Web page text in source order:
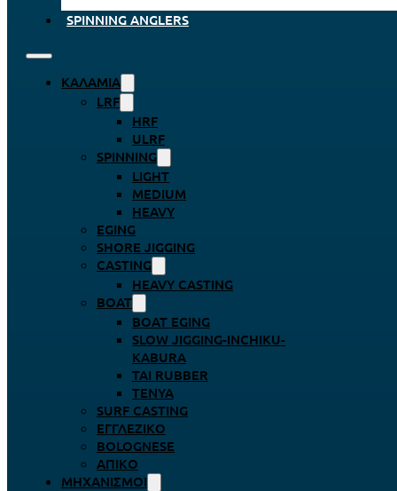
SPINNING ANGLERS
ΚΑΛΆΜΙΑ
LRF
HRF
ULRF
SPINNING
LIGHT
MEDIUM
HEAVY
EGING
SHORE JIGGING
CASTING
HEAVY CASTING
BOAT
BOAT EGING
SLOW JIGGING-INCHIKU-
KABURA
TAI RUBBER
TENYA
SURF CASTING
ΕΓΓΛΈΖΙΚΟ
BOLOGNESE
ΑΠΊΚΟ
ΜΗΧΑΝΙΣΜΟΊ